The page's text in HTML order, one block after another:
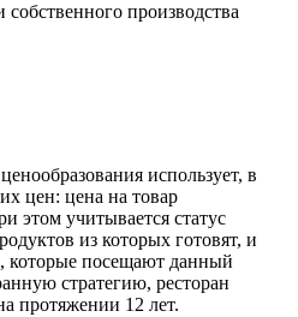
производства
использует, в
цен: цена на товар
этом учитывается статус
из которых готовят, и
которые посещают данный
стратегию, ресторан
протяжении 12 лет.